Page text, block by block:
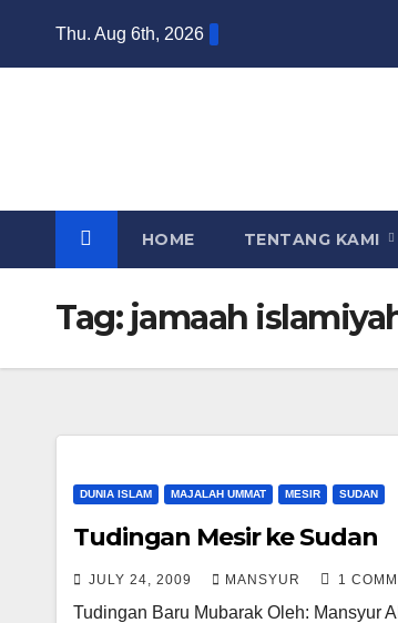
Thu. Aug 6th, 2026
HOME TENTANG KAMI
Tag: jamaah
DUNIA ISLAM MAJALAH UMMAT MESIR SUDAN
Tudingan Mesir ke Sudan
JULY 24, 2009 MANSYUR 1
Tudingan Baru Mubarak Oleh: Mansyur